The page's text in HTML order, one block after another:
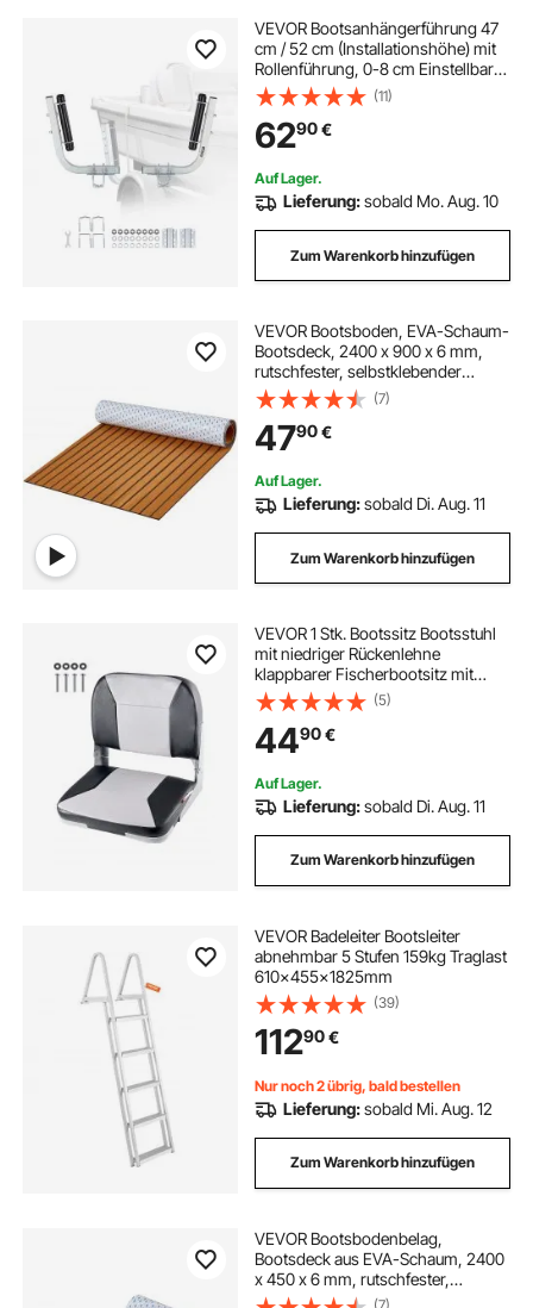
VEVOR Bootsanhängerführung 47
cm / 52 cm (Installationshöhe) mit
Rollenführung, 0-8 cm Einstellbare
Anhängerführung aus Verstärktem
Hochbelastbarem Stahl, für Boote
(V-Rumpf/Klein/Mittelgroß)
(11)
6290€
Auf Lager.
Lieferung:sobald Mo. Aug. 10
Zum Warenkorb hinzufügen
VEVOR Bootsboden, EVA-Schaum-
Bootsdeck, 2400 x 900 x 6 mm,
rutschfester, selbstklebender
Bodenbelag, 21600 cm² großer
Meeresteppich für Boote, Yachten,
Pontons, Kajakdecks
(7)
4790€
Auf Lager.
Lieferung:sobald Di. Aug. 11
Zum Warenkorb hinzufügen
VEVOR 1 Stk. Bootssitz Bootsstuhl
mit niedriger Rückenlehne
klappbarer Fischerbootsitz mit
dickem Schwammkissen &
wasserdichtem PVC-Leder,
Scharniere aus
Aluminiumlegierung, Schwarz &
Grau
(5)
4490€
Auf Lager.
Lieferung:sobald Di. Aug. 11
Zum Warenkorb hinzufügen
VEVOR Badeleiter Bootsleiter
abnehmbar 5 Stufen 159kg Traglast
610x455x1825mm
(39)
11290€
Nur noch 2 übrig, bald bestellen
Lieferung:sobald Mi. Aug. 12
Zum Warenkorb hinzufügen
VEVOR Bootsbodenbelag,
Bootsdeck aus EVA-Schaum, 2400
x 450 x 6 mm, rutschfester,
selbstklebender Bodenbelag, 10800